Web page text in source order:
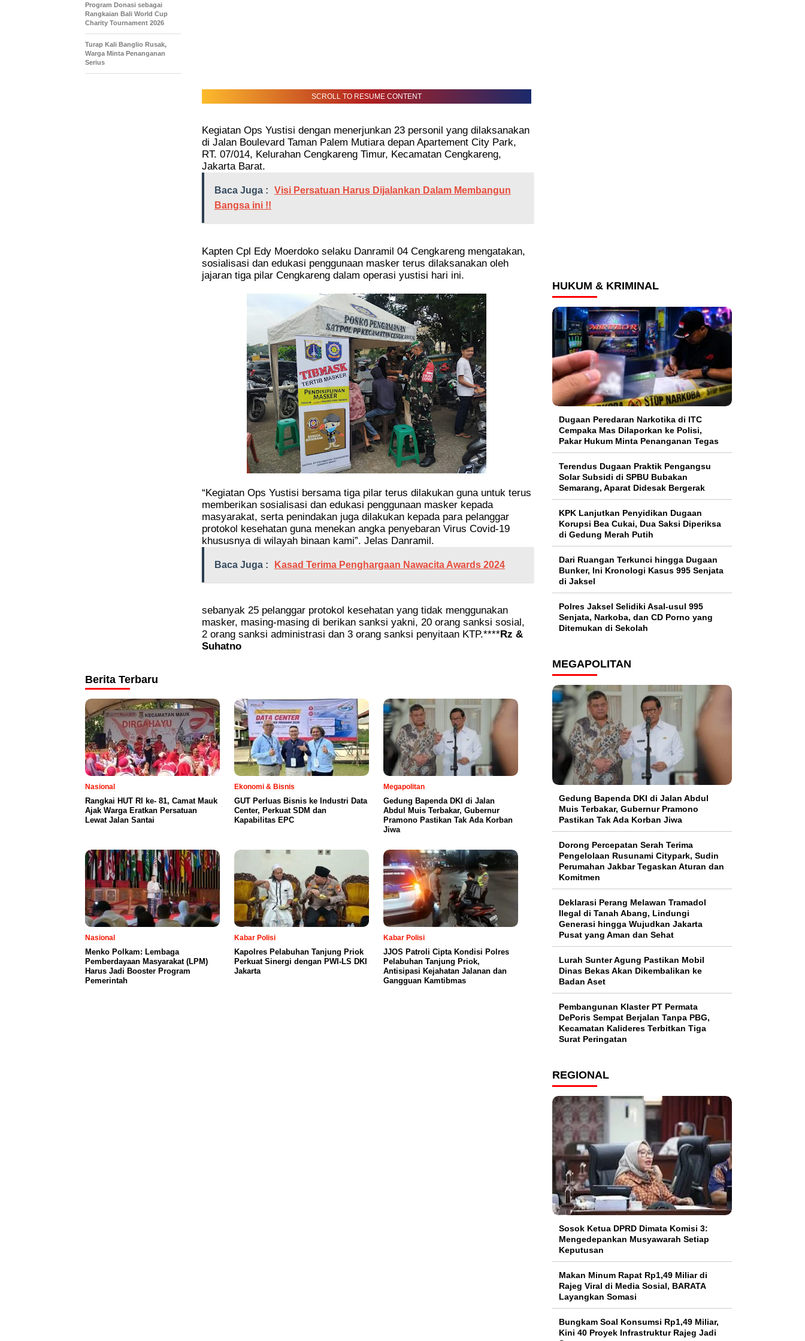
SCROLL TO RESUME CONTENT
Kegiatan Ops Yustisi dengan menerjunkan 23 personil yang dilaksanakan
di Jalan Boulevard Taman Palem Mutiara depan Apartement City Park,
RT. 07/014, Kelurahan Cengkareng Timur, Kecamatan Cengkareng,
Jakarta Barat.
Baca Juga :
Visi Persatuan Harus Dijalankan Dalam Membangun
Bangsa ini !!
Kapten Cpl Edy Moerdoko selaku Danramil 04 Cengkareng mengatakan,
sosialisasi dan edukasi penggunaan masker terus dilaksanakan oleh
jajaran tiga pilar Cengkareng dalam operasi yustisi hari ini.
“Kegiatan Ops Yustisi bersama tiga pilar terus dilakukan guna untuk terus
memberikan sosialisasi dan edukasi penggunaan masker kepada
masyarakat, serta penindakan juga dilakukan kepada para pelanggar
protokol kesehatan guna menekan angka penyebaran Virus Covid-19
khususnya di wilayah binaan kami”. Jelas Danramil.
Baca Juga : Kasad Terima Penghargaan Nawacita Awards 2024
sebanyak 25 pelanggar protokol kesehatan yang tidak menggunakan
masker, masing-masing di berikan sanksi yakni, 20 orang sanksi sosial,
2 orang sanksi administrasi dan 3 orang sanksi penyitaan KTP.****Rz &
Suhatno
Program Donasi sebagai
Rangkaian Bali World Cup
Charity Tournament 2026
Turap Kali Banglio Rusak,
Warga Minta Penanganan
Serius
Berita Terbaru
Nasional
Rangkai HUT RI ke- 81, Camat Mauk
Ajak Warga Eratkan Persatuan
Lewat Jalan Santai
Ekonomi & Bisnis
GUT Perluas Bisnis ke Industri Data
Center, Perkuat SDM dan
Kapabilitas EPC
Megapolitan
Gedung Bapenda DKI di Jalan
Abdul Muis Terbakar, Gubernur
Pramono Pastikan Tak Ada Korban
Jiwa
Nasional
Menko Polkam: Lembaga
Pemberdayaan Masyarakat (LPM)
Harus Jadi Booster Program
Pemerintah
Kabar Polisi
Kapolres Pelabuhan Tanjung Priok
Perkuat Sinergi dengan PWI-LS DKI
Jakarta
Kabar Polisi
JJOS Patroli Cipta Kondisi Polres
Pelabuhan Tanjung Priok,
Antisipasi Kejahatan Jalanan dan
Gangguan Kamtibmas
HUKUM & KRIMINAL
Dugaan Peredaran Narkotika di ITC
Cempaka Mas Dilaporkan ke Polisi,
Pakar Hukum Minta Penanganan Tegas
Terendus Dugaan Praktik Pengangsu
Solar Subsidi di SPBU Bubakan
Semarang, Aparat Didesak Bergerak
KPK Lanjutkan Penyidikan Dugaan
Korupsi Bea Cukai, Dua Saksi Diperiksa
di Gedung Merah Putih
Dari Ruangan Terkunci hingga Dugaan
Bunker, Ini Kronologi Kasus 995 Senjata
di Jaksel
Polres Jaksel Selidiki Asal-usul 995
Senjata, Narkoba, dan CD Porno yang
Ditemukan di Sekolah
MEGAPOLITAN
Gedung Bapenda DKI di Jalan Abdul
Muis Terbakar, Gubernur Pramono
Pastikan Tak Ada Korban Jiwa
Dorong Percepatan Serah Terima
Pengelolaan Rusunami Citypark, Sudin
Perumahan Jakbar Tegaskan Aturan dan
Komitmen
Deklarasi Perang Melawan Tramadol
Ilegal di Tanah Abang, Lindungi
Generasi hingga Wujudkan Jakarta
Pusat yang Aman dan Sehat
Lurah Sunter Agung Pastikan Mobil
Dinas Bekas Akan Dikembalikan ke
Badan Aset
Pembangunan Klaster PT Permata
DePoris Sempat Berjalan Tanpa PBG,
Kecamatan Kalideres Terbitkan Tiga
Surat Peringatan
REGIONAL
Sosok Ketua DPRD Dimata Komisi 3:
Mengedepankan Musyawarah Setiap
Keputusan
Makan Minum Rapat Rp1,49 Miliar di
Rajeg Viral di Media Sosial, BARATA
Layangkan Somasi
Bungkam Soal Konsumsi Rp1,49 Miliar,
Kini 40 Proyek Infrastruktur Rajeg Jadi